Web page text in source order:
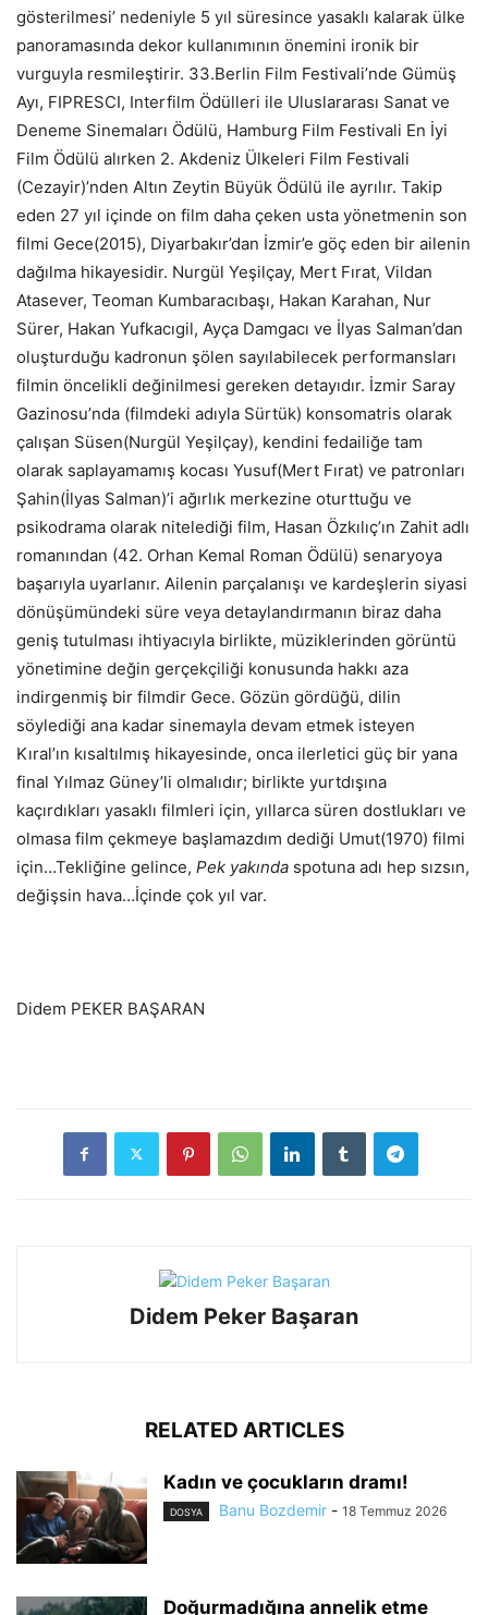
gösterilmesi’ nedeniyle 5 yıl süresince yasaklı kalarak ülke
panoramasında dekor kullanımının önemini ironik bir
vurguyla resmileştirir. 33.Berlin Film Festivali’nde Gümüş
Ayı, FIPRESCI, Interfilm Ödülleri ile Uluslararası Sanat ve
Deneme Sinemaları Ödülü, Hamburg Film Festivali En İyi
Film Ödülü alırken 2. Akdeniz Ülkeleri Film Festivali
(Cezayir)’nden Altın Zeytin Büyük Ödülü ile ayrılır. Takip
eden 27 yıl içinde on film daha çeken usta yönetmenin son
filmi Gece(2015), Diyarbakır’dan İzmir’e göç eden bir ailenin
dağılma hikayesidir. Nurgül Yeşilçay, Mert Fırat, Vildan
Atasever, Teoman Kumbaracıbaşı, Hakan Karahan, Nur
Sürer, Hakan Yufkacıgil, Ayça Damgacı ve İlyas Salman’dan
oluşturduğu kadronun şölen sayılabilecek performansları
filmin öncelikli değinilmesi gereken detayıdır. İzmir Saray
Gazinosu’nda (filmdeki adıyla Sürtük) konsomatris olarak
çalışan Süsen(Nurgül Yeşilçay), kendini fedailiğe tam
olarak saplayamamış kocası Yusuf(Mert Fırat) ve patronları
Şahin(İlyas Salman)’i ağırlık merkezine oturttuğu ve
psikodrama olarak nitelediği film, Hasan Özkılıç’ın Zahit adlı
romanından (42. Orhan Kemal Roman Ödülü) senaryoya
başarıyla uyarlanır. Ailenin parçalanışı ve kardeşlerin siyasi
dönüşümündeki süre veya detaylandırmanın biraz daha
geniş tutulması ihtiyacıyla birlikte, müziklerinden görüntü
yönetimine değin gerçekçiliği konusunda hakkı aza
indirgenmiş bir filmdir Gece. Gözün gördüğü, dilin
söylediği ana kadar sinemayla devam etmek isteyen
Kıral’ın kısaltılmış hikayesinde, onca ilerletici güç bir yana
final Yılmaz Güney’li olmalıdır; birlikte yurtdışına
kaçırdıkları yasaklı filmleri için, yıllarca süren dostlukları ve
olmasa film çekmeye başlamazdım dediği Umut(1970) filmi
için…Tekliğine gelince, Pek yakında spotuna adı hep sızsın,
değişsin hava…İçinde çok yıl var.
Didem PEKER BAŞARAN
Didem Peker Başaran
RELATED ARTICLES
Kadın ve çocukların dramı!
DOSYA Banu Bozdemir - 18 Temmuz 2026
Doğurmadığına annelik etme